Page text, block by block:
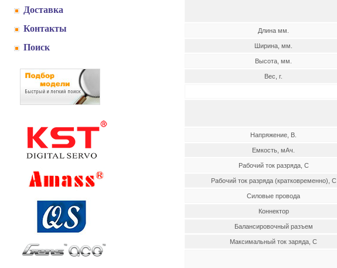
Доставка
Контакты
Поиск
Длина мм.
Ширина, мм.
Высота, мм.
Вес, г.
Напряжение, В.
Емкость, мАч.
Рабочий ток разряда, C
Рабочий ток разряда (кратковременно), C
Силовые провода
Коннектор
Балансировочный разъем
Максимальный ток заряда, C